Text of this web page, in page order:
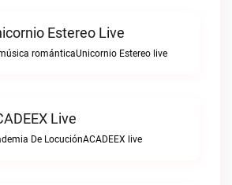
Estereo Live
románticaUnicornio Estereo live
Live
De LocuciónACADEEX live